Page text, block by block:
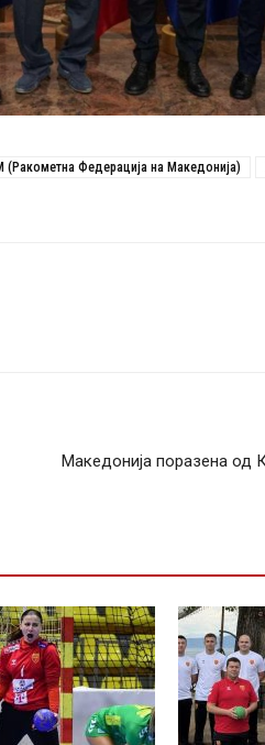
(Ракометна Федерација на Македонија)
Македонија поразена од